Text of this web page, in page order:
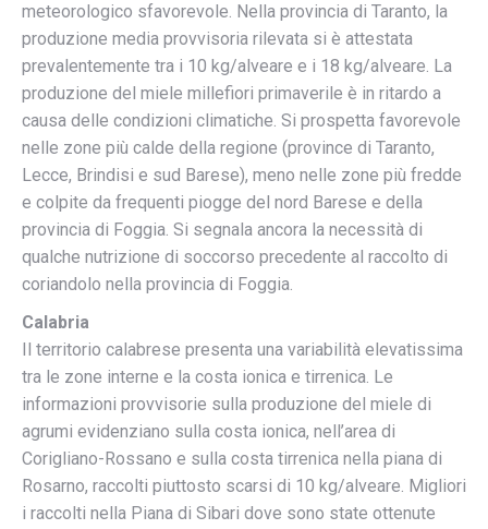
meteorologico sfavorevole. Nella provincia di Taranto, la
produzione media provvisoria rilevata si è attestata
prevalentemente tra i 10 kg/alveare e i 18 kg/alveare. La
produzione del miele millefiori primaverile è in ritardo a
causa delle condizioni climatiche. Si prospetta favorevole
nelle zone più calde della regione (province di Taranto,
Lecce, Brindisi e sud Barese), meno nelle zone più fredde
e colpite da frequenti piogge del nord Barese e della
provincia di Foggia. Si segnala ancora la necessità di
qualche nutrizione di soccorso precedente al raccolto di
coriandolo nella provincia di Foggia.
Calabria
Il territorio calabrese presenta una variabilità elevatissima
tra le zone interne e la costa ionica e tirrenica. Le
informazioni provvisorie sulla produzione del miele di
agrumi evidenziano sulla costa ionica, nell’area di
Corigliano-Rossano e sulla costa tirrenica nella piana di
Rosarno, raccolti piuttosto scarsi di 10 kg/alveare. Migliori
i raccolti nella Piana di Sibari dove sono state ottenute